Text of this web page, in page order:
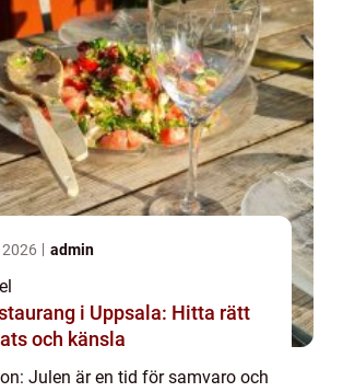
admin
i Uppsala: Hitta rätt
och känsla
Julen är en tid för samvaro och